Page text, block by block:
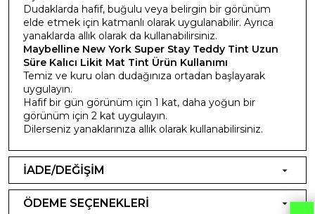
Dudaklarda hafif, buğulu veya belirgin bir görünüm
elde etmek için katmanlı olarak uygulanabilir. Ayrıca
yanaklarda allık olarak da kullanabilirsiniz.
Maybelline New York Super Stay Teddy Tint Uzun
Süre Kalıcı Likit Mat Tint Ürün Kullanımı
Temiz ve kuru olan dudağınıza ortadan başlayarak
uygulayın.
Hafif bir gün görünüm için 1 kat, daha yoğun bir
görünüm için 2 kat uygulayın.
Dilerseniz yanaklarınıza allık olarak kullanabilirsiniz.
İADE/DEĞİŞİM
ÖDEME SEÇENEKLERİ